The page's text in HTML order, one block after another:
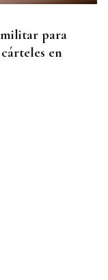
para
en